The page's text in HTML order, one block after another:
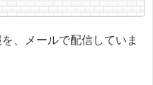
、メールで配信していま